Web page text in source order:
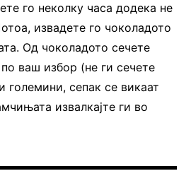
го неколку часа додека не
извадете го чоколадото
Од чоколадото сечете
ваш избор (не ги сечете
големини, сепак се викаат
извалкајте ги во